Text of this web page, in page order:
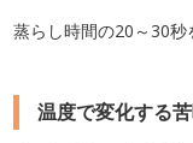
蒸らし時間の20～30秒
温度で変化する